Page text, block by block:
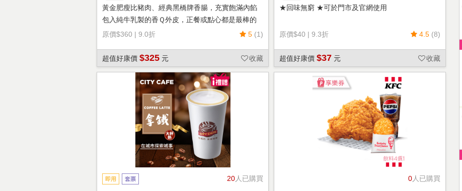
黃金肥瘦比豬肉、經典黑橋牌香腸，充實飽滿內餡
包入純牛乳製的香Ｑ外皮，正餐或點心都是最棒的
選擇！
原價$360 | 9.0折 5 (1)
超值好康價 $325 元 收藏
★回味無窮 ★可於門市及官網使用
原價$40 | 9.3折 4.5 (8)
超值好康價 $37 元 收藏
20人已購買
即用 套票 0人已購買